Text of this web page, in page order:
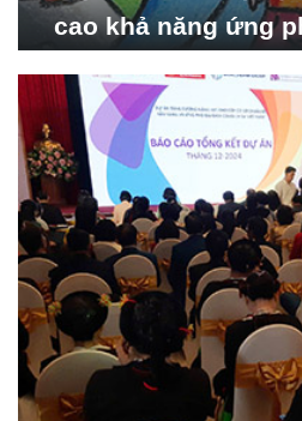
cao khả năng ứng